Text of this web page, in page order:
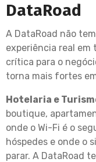
DataRoad
A DataRoad não
experiência real em
crítica para o
torna mais fortes
Hotelaria e
boutique,
onde o Wi-Fi é o
hóspedes e onde o
parar. A DataRoad